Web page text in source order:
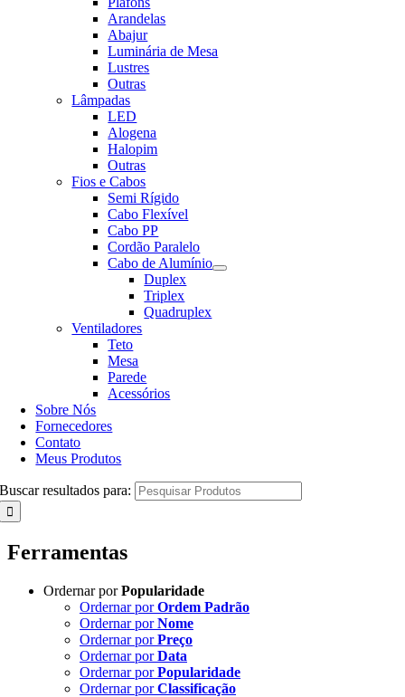
Arandelas
Abajur
Luminária de Mesa
Lustres
Outras
Lâmpadas
LED
Alogena
Halopim
Outras
Fios e Cabos
Semi Rígido
Cabo Flexível
Cabo PP
Cordão Paralelo
Cabo de Alumínio
Duplex
Triplex
Quadruplex
Ventiladores
Teto
Mesa
Parede
Acessórios
Sobre Nós
Fornecedores
Contato
Meus Produtos
Buscar resultados para:
Ferramentas
Ordernar porPopularidade
Ordernar porOrdem Padrão
Ordernar porNome
Ordernar porPreço
Ordernar porData
Ordernar porPopularidade
Ordernar porClassificação